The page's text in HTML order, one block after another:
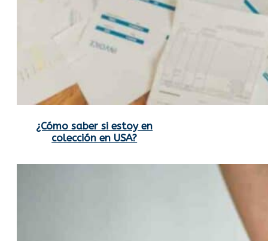
¿Cómo saber si estoy en
colección en USA?